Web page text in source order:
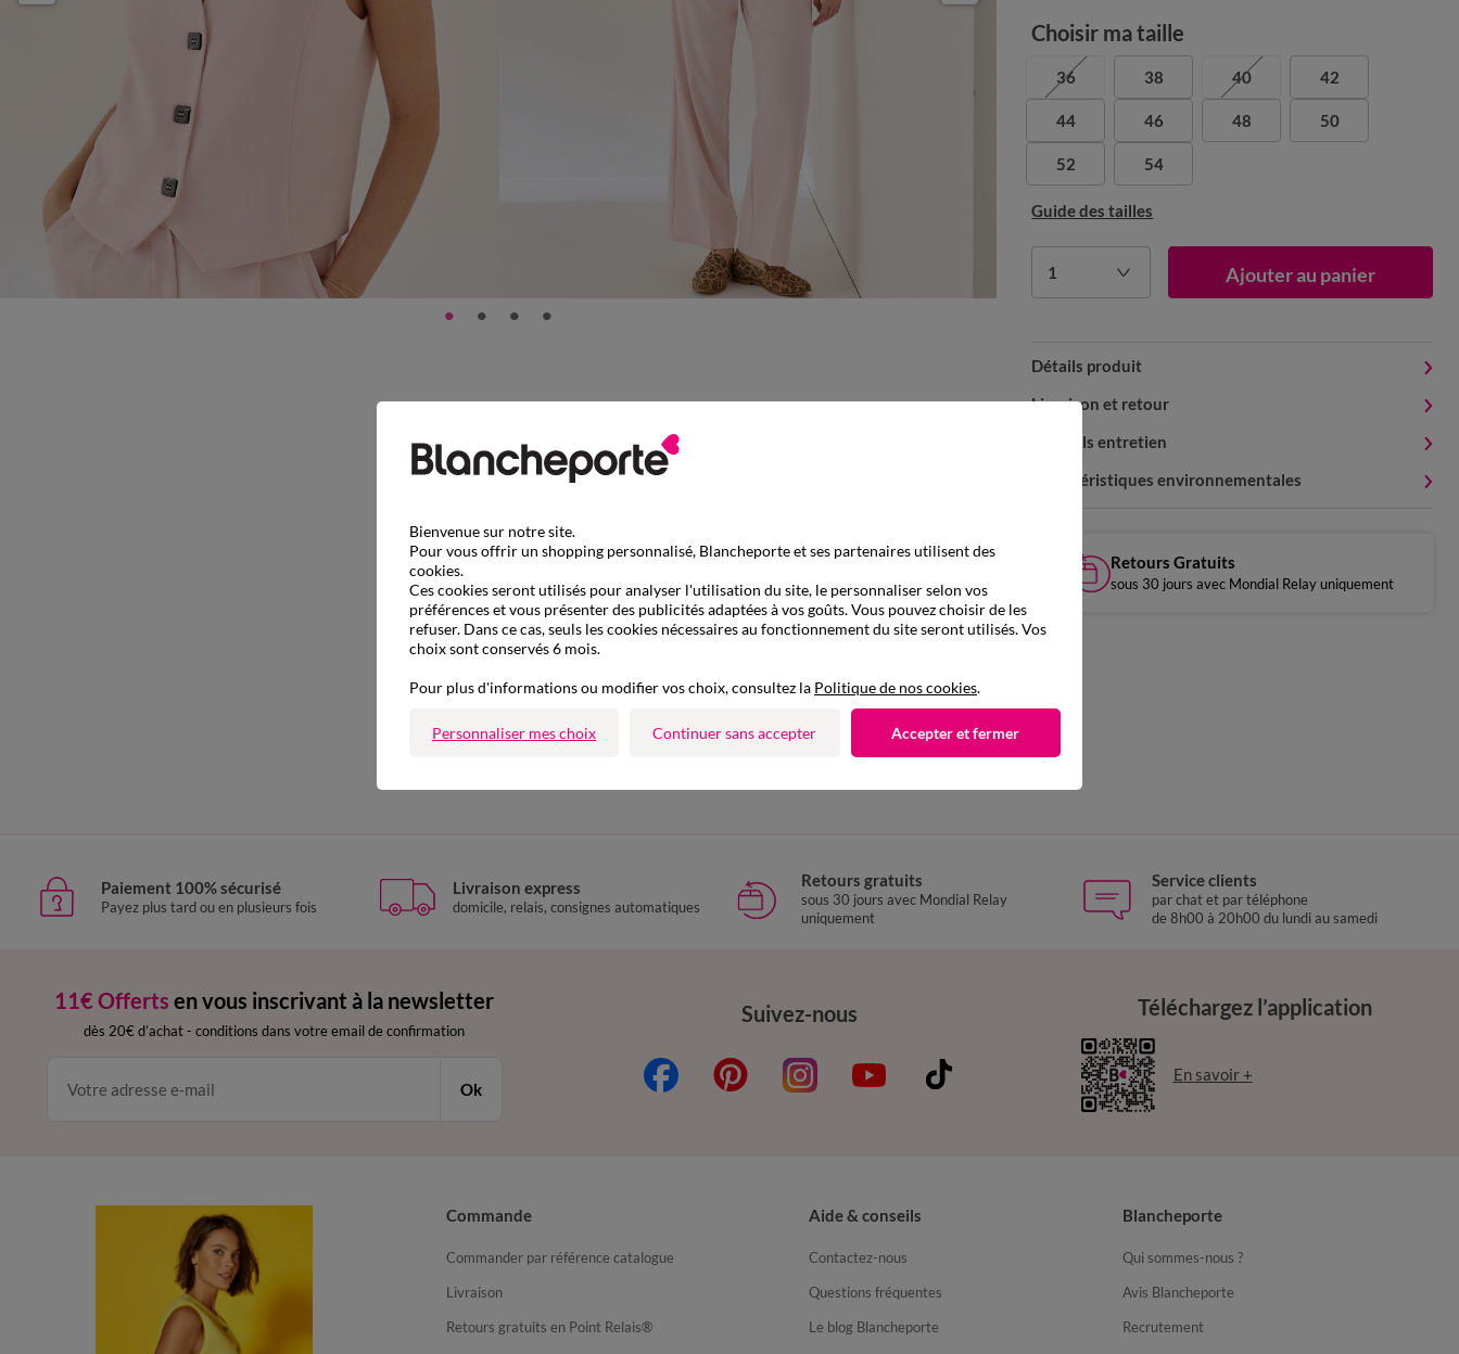
Choisir ma taille
36 38 40 42
44 46 48 50
52 54
Guide des tailles
1 Ajouter au panier
Détails produit
Livraison et retour
Conseils entretien
Caractéristiques environnementales
Retours Gratuits
sous 30 jours avec Mondial Relay uniquement
D'autres idées de Veste
Paiement 100% sécurisé
Payez plus tard ou en plusieurs fois
Livraison express
domicile, relais, consignes automatiques
Retours gratuits
sous 30 jours avec Mondial Relay
uniquement
Service clients
par chat et par téléphone
de 8h00 à 20h00 du lundi au samedi
11€ Offerts en vous inscrivant à la newsletter
dès 20€ d’achat - conditions dans votre email de confirmation
Ok
Suivez-nous Téléchargez l’application
En savoir +
Commande
Commander par référence catalogue
Livraison
Retours gratuits en Point Relais®
Aide & conseils
Contactez-nous
Questions fréquentes
Le blog Blancheporte
Blancheporte
Qui sommes-nous ?
Avis Blancheporte
Recrutement
Bienvenue sur notre site.
Pour vous offrir un shopping personnalisé, Blancheporte et ses partenaires utilisent des
cookies.
Ces cookies seront utilisés pour analyser l'utilisation du site, le personnaliser selon vos
préférences et vous présenter des publicités adaptées à vos goûts. Vous pouvez choisir de les
refuser. Dans ce cas, seuls les cookies nécessaires au fonctionnement du site seront utilisés. Vos
choix sont conservés 6 mois.
Pour plus d'informations ou modifier vos choix, consultez la Politique de nos cookies.
Personnaliser mes choix Continuer sans accepter Accepter et fermer